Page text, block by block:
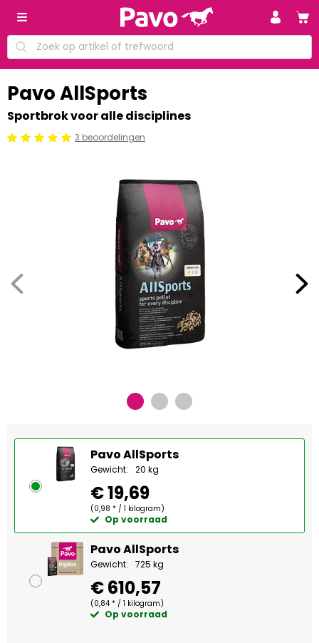
Pavo AllSports
Sportbrok voor alle disciplines
Beoordeling: 5/5 3 beoordelingen
Pavo AllSports
Gewicht: 20 kg
€ 19,69
(0,98 * / 1 kilogram)
Op voorraad
Pavo AllSports
Gewicht: 725 kg
€ 610,57
(0,84 * / 1 kilogram)
Op voorraad